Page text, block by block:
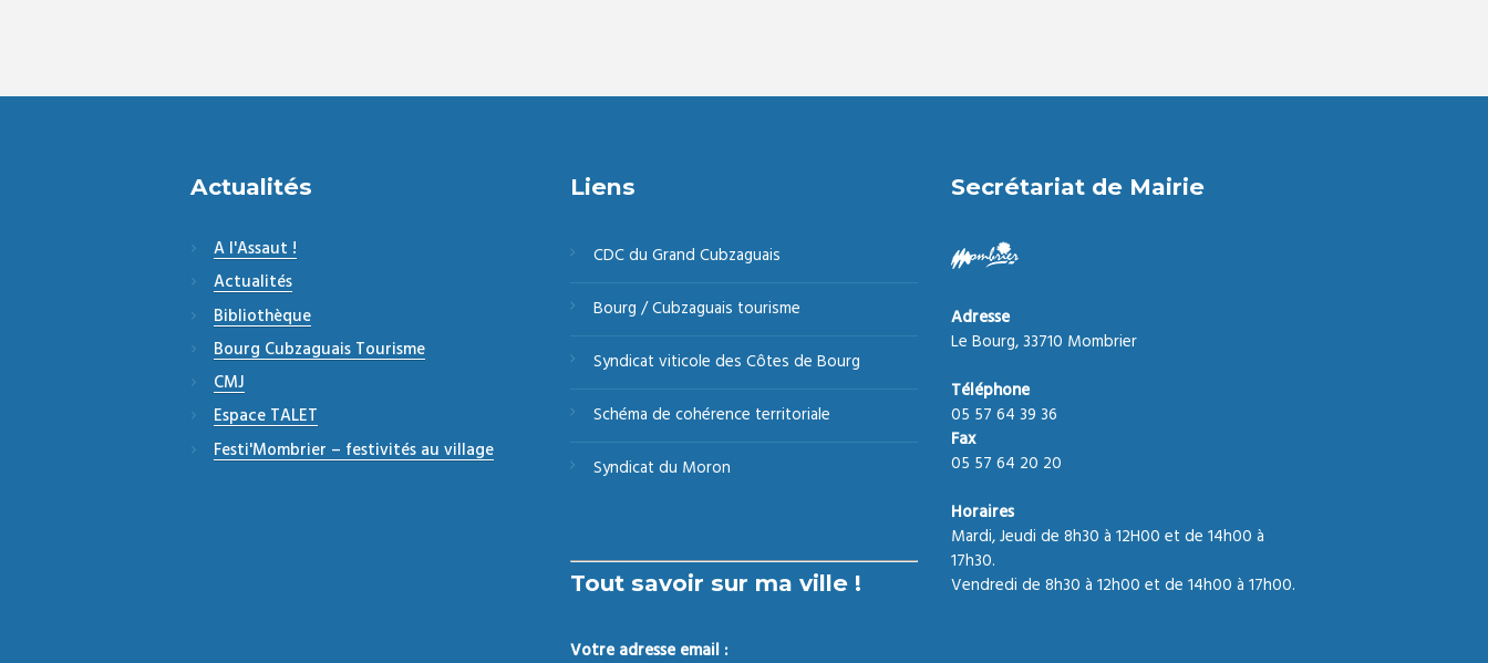
Actualités
A l'Assaut !
Actualités
Bibliothèque
Bourg Cubzaguais Tourisme
CMJ
Espace TALET
Festi'Mombrier – festivités au village
Liens
CDC du Grand Cubzaguais
Bourg / Cubzaguais tourisme
Syndicat viticole des Côtes de Bourg
Schéma de cohérence territoriale
Syndicat du Moron
Tout savoir sur ma ville !
Votre adresse email :
Secrétariat de Mairie
Adresse
Le Bourg, 33710 Mombrier
Téléphone
05 57 64 39 36
Fax
05 57 64 20 20
Horaires
Mardi, Jeudi de 8h30 à 12H00 et de 14h00 à
17h30.
Vendredi de 8h30 à 12h00 et de 14h00 à 17h00.